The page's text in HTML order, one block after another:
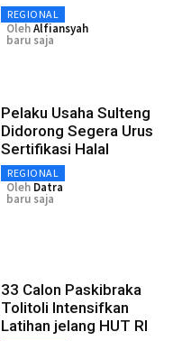
REGIONAL
OlehAlfiansyah
baru saja
Pelaku Usaha Sulteng
Didorong Segera Urus
Sertifikasi Halal
REGIONAL
Oleh Datra
baru saja
33 Calon Paskibraka
Tolitoli Intensifkan
Latihan jelang HUT RI